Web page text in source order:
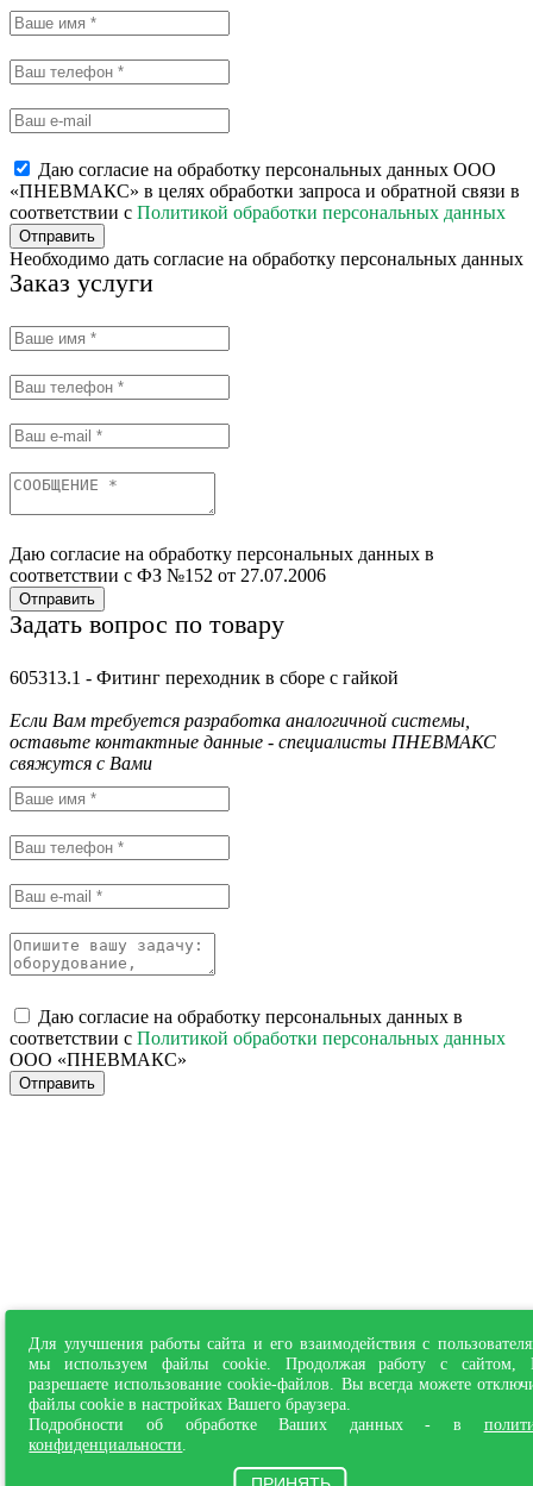
Для улучшения работы сайта и его взаимодействия с
мы используем файлы cookie. Продолжая работу с сайтом,
разрешаете использование cookie-файлов. Вы всегда можете
файлы cookie в настройках Вашего браузера.
Подробности об обработке Ваших данных - в
конфиденциальности
Даю согласие на обработку персональных данных ООО
«ПНЕВМАКС» в целях обработки запроса и обратной связи в
соответствии с Политикой обработки персональных данных
Отправить
Необходимо дать согласие на обработку персональных данных
Заказ услуги
Даю согласие на обработку персональных данных в
соответствии с ФЗ №152 от 27.07.2006
Отправить
Задать вопрос по товару
605313.1 - Фитинг переходник в сборе с гайкой
Если Вам требуется разработка аналогичной системы,
оставьте контактные данные - специалисты ПНЕВМАКС
свяжутся с Вами
Даю согласие на обработку персональных данных в
соответствии с Политикой обработки персональных данных
ООО «ПНЕВМАКС»
Отправить